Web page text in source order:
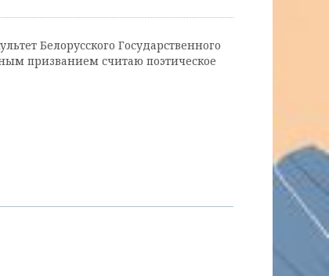
Белорусского Государственного
призванием считаю поэтическое